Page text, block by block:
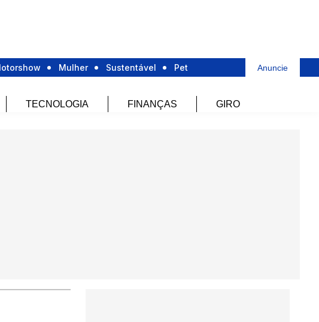
Mulher Sustentável Pet Anuncie
TECNOLOGIA FINANÇAS GIRO